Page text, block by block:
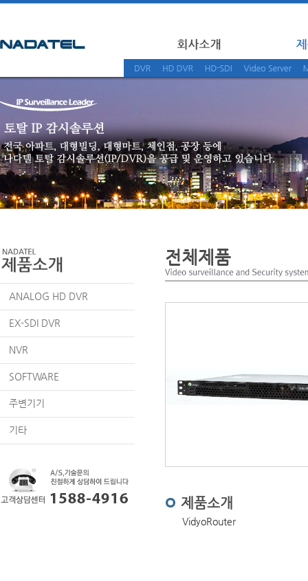
ANALOG HD DVR
EX-SDI DVR
NVR
SOFTWARE
주변기기
기타
전체제품
제품소개
VidyoRouter